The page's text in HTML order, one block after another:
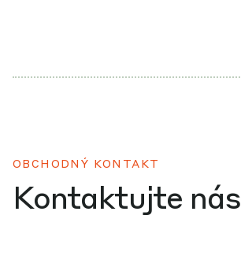
OBCHODNÝ KONTAKT
Kontaktujte nás